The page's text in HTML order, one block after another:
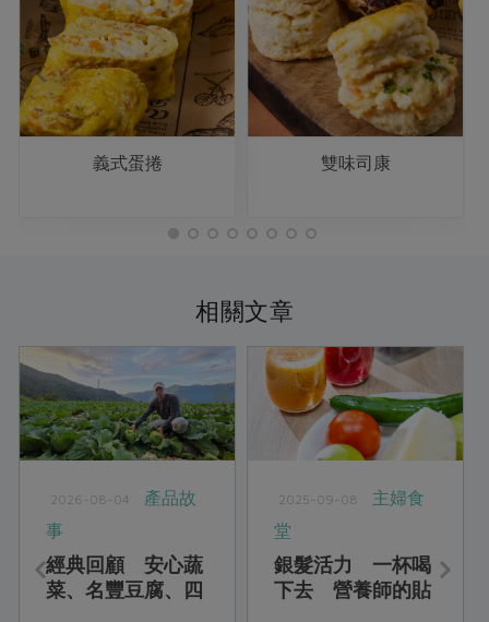
義式蛋捲 雙味司康
相關文章
2026-08-04
產品故
事
經典回顧 安心蔬
菜、名豐豆腐、四
2025-09-08
主婦食
堂
銀髮活力 一杯喝
下去 營養師的貼